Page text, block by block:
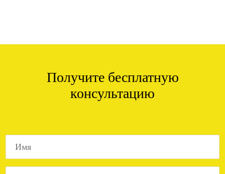
Получите бесплатную
консультацию